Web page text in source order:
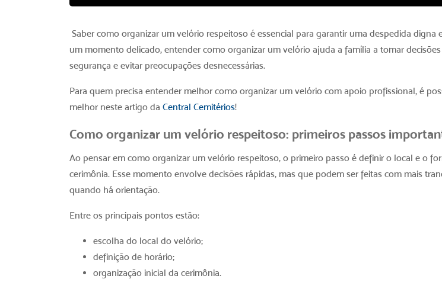
Saber como organizar um velório respeitoso é essencial para garantir uma despedida digna
um momento delicado, entender como organizar um velório ajuda a família a tomar
segurança e evitar preocupações desnecessárias.
Para quem precisa entender melhor como organizar um velório com apoio profissional, é
melhor neste artigo da Central Cemitérios!
Como organizar um velório respeitoso: primeiros passos
Ao pensar em como organizar um velório respeitoso, o primeiro passo é definir o local e o
cerimônia. Esse momento envolve decisões rápidas, mas que podem ser feitas com mais
quando há orientação.
Entre os principais pontos estão:
escolha do local do velório;
definição de horário;
organização inicial da cerimônia.